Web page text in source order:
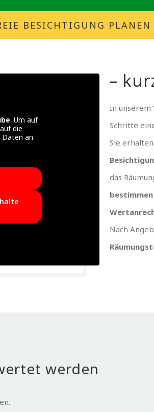
BESICHTIGUNG PLANEN
. Um auf
die
Daten an
–
In unserem
Schritte
Sie
das
bestimmen
Nach
werden